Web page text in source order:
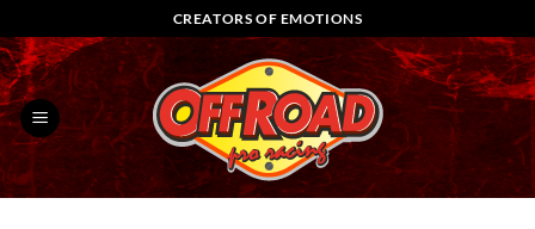
ai
contenuti
CREATORS OF EMOTIONS